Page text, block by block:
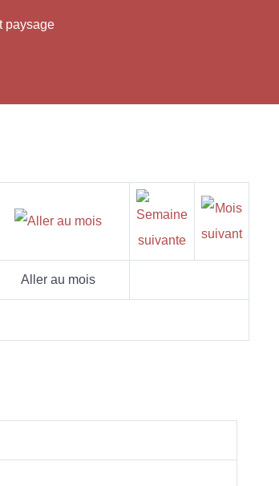
paysage
Aller au mois